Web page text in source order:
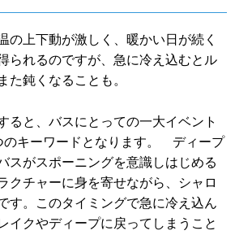
の上下動が激しく、暖かい日が続く
られるのですが、急に冷え込むとル
た鈍くなることも。
ると、バスにとっての一大イベント
のキーワードとなります。 ディープ
スがスポーニングを意識しはじめる
クチャーに身を寄せながら、シャロ
す。このタイミングで急に冷え込ん
イクやディープに戻ってしまうこと